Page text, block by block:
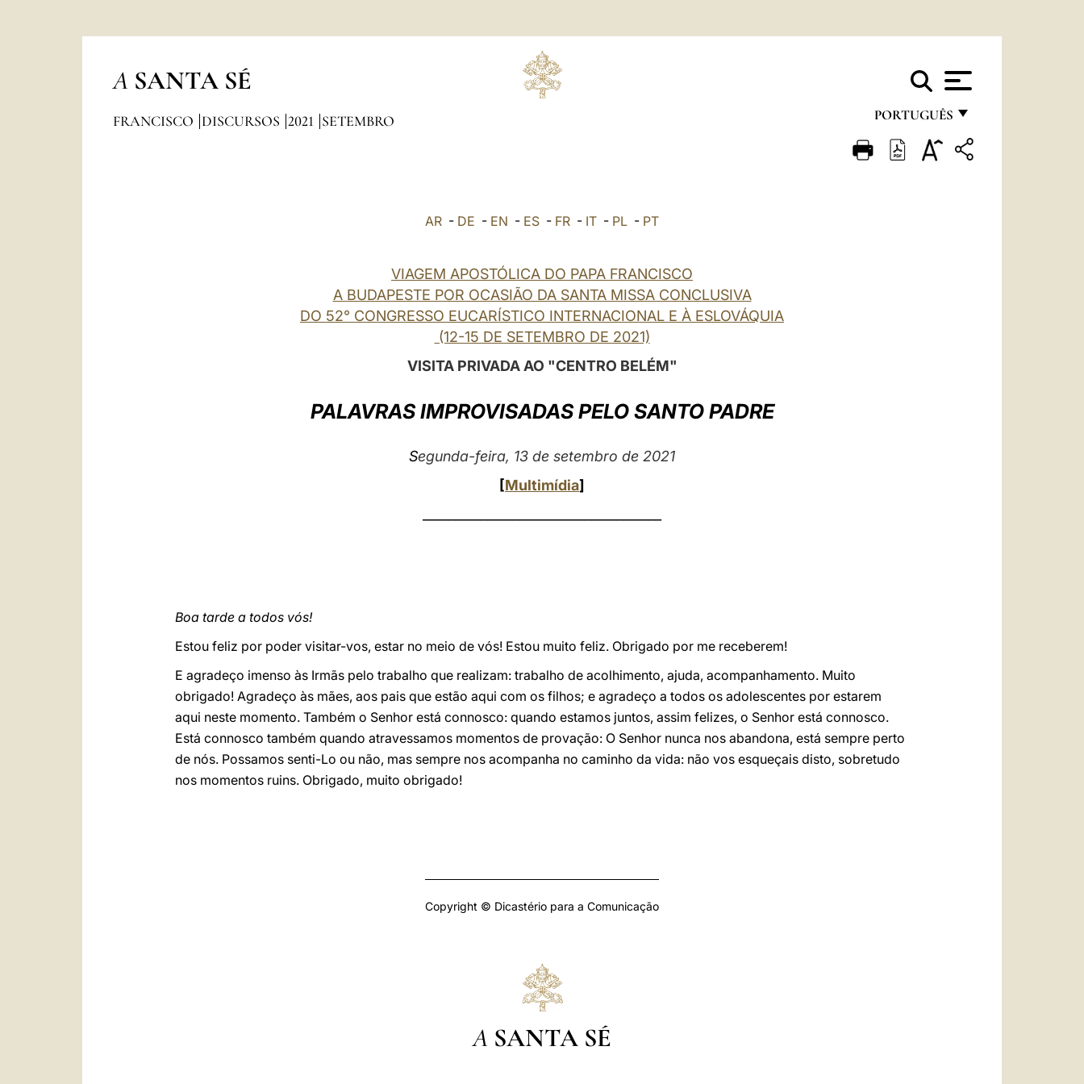
A SANTA SÉ
PORTUGUÊS
FRANÇAIS
FRANCISCO DISCURSOS 2021 SETEMBRO
AR - DE - EN - ES - FR - IT - PL - PT
VIAGEM APOSTÓLICA DO PAPA FRANCISCO
A BUDAPESTE POR OCASIÃO DA SANTA MISSA CONCLUSIVA
DO 52° CONGRESSO EUCARÍSTICO INTERNACIONAL E À ESLOVÁQUIA
(12-15 DE SETEMBRO DE 2021)
VISITA PRIVADA AO "CENTRO BELÉM"
PALAVRAS IMPROVISADAS PELO SANTO PADRE
Segunda-feira, 13 de setembro de 2021
[Multimídia]
Boa tarde a todos vós!
Estou feliz por poder visitar-vos, estar no meio de vós! Estou muito feliz. Obrigado por me receberem!
E agradeço imenso às Irmãs pelo trabalho que realizam: trabalho de acolhimento, ajuda, acompanhamento. Muito
obrigado! Agradeço às mães, aos pais que estão aqui com os filhos; e agradeço a todos os adolescentes por estarem
aqui neste momento. Também o Senhor está connosco: quando estamos juntos, assim felizes, o Senhor está connosco.
Está connosco também quando atravessamos momentos de provação: O Senhor nunca nos abandona, está sempre perto
de nós. Possamos senti-Lo ou não, mas sempre nos acompanha no caminho da vida: não vos esqueçais disto, sobretudo
nos momentos ruins. Obrigado, muito obrigado!
Copyright © Dicastério para a Comunicação
A SANTA SÉ